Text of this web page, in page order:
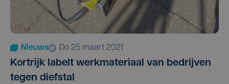
Nieuws do 25 maart 2021
Kortrijk labelt werkmateriaal van bedrijven
tegen diefstal